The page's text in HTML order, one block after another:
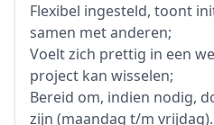
Flexibel ingesteld, toont
samen met anderen;
Voelt zich prettig in een
project kan wisselen;
Bereid om, indien nodig,
zijn (maandag t/m vrijdag).